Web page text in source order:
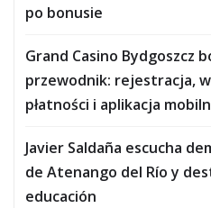
po bonusie
Grand Casino Bydgoszcz
przewodnik: rejestracja,
płatności i aplikacja
Javier Saldaña escucha
de Atenango del Río y
educación